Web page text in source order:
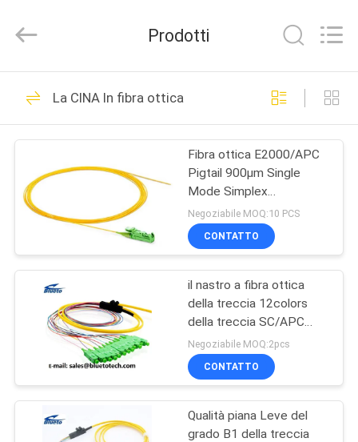
CASA
PRODOTTI
CIRCA
NOI
GIRO
DELLA
FABBRICA
CONTROLLO
DI
QUALITÀ
Blueto
Electronics&Communication
All
Reserved.
Cavo di zona a fibra
163
modulo ottico del
ricetrasmettitore
113
Prodotti
La CINA In fibra ottica
Fibra ottica E2000/APC
Pigtail 900μm Single
Mode Simplex
E2000/APC Fibra ottica
Pigtail 0,9mm SM SX
Negoziabile MOQ:10 PCS
CONTATTO
il nastro a fibra ottica
della treccia 12colors
della treccia SC/APC
della fibra del nastro
12Fiber smazza fuori il
corredo 0.9mm
Negoziabile MOQ:2pcs
CONTATTO
Qualità piana Leve del
grado B1 della treccia